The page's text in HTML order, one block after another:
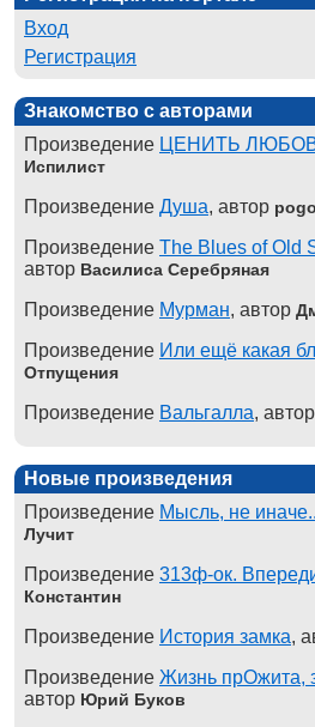
Вход
Регистрация
Знакомство с авторами
Произведение ЦЕНИТЬ
Испилист
Произведение Душа, автор
Произведение The Blues of Old
автор Василиса Серебряная
Произведение Мурман, автор
Произведение Или ещё какая
Отпущения
Произведение Вальгалла, автор
Новые произведения
Произведение Мысль, не
Лучит
Произведение 313ф-ок.
Константин
Произведение История замка,
Произведение Жизнь прОжита,
автор Юрий Буков